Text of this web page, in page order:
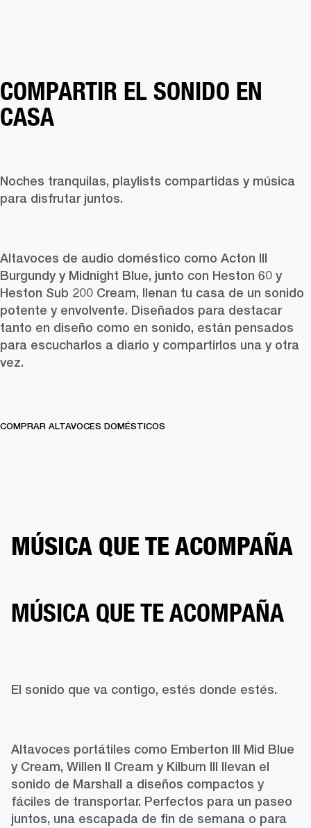
COMPARTIR EL SONIDO EN
CASA
Noches tranquilas, playlists compartidas y música
para disfrutar juntos.
Altavoces de audio doméstico como Acton III
Burgundy y Midnight Blue, junto con Heston 60
y
Heston Sub 200 Cream, llenan tu casa de un sonido
potente y envolvente. Diseñados para destacar
tanto en diseño como en sonido, están pensados
para escucharlos a diario y compartirlos una y otra
vez.
COMPRAR ALTAVOCES DOMÉSTICOS
MÚSICA QUE TE ACOMPAÑA
MÚSICA QUE TE ACOMPAÑA
El sonido que va contigo, estés donde estés.
Altavoces portátiles como Emberton III Mid Blue
y Cream, Willen II Cream y Kilburn III llevan el
sonido de Marshall a diseños compactos y
fáciles de transportar. Perfectos para un paseo
juntos, una escapada de fin de semana o para